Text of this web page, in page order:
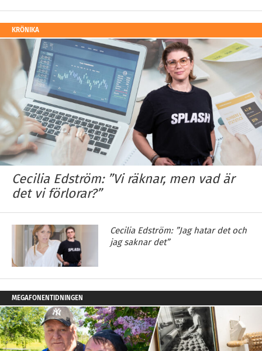
KRÖNIKA
Cecilia Edström: ”Vi räknar, men vad är
det vi förlorar?”
Cecilia Edström: ”Jag hatar det och
jag saknar det”
MEGAFONENTIDNINGEN